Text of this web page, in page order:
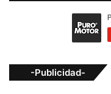
-Publicidad-